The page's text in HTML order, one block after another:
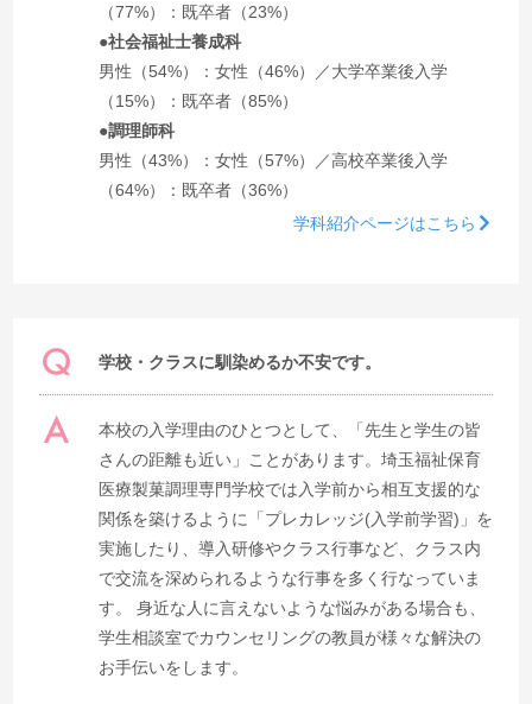
（77%）：既卒者（23%）
●社会福祉士養成科
男性（54%）：女性（46%）／大学卒業後入学
（15%）：既卒者（85%）
●調理師科
男性（43%）：女性（57%）／高校卒業後入学
（64%）：既卒者（36%）
学科紹介ページはこちら
学校・クラスに馴染めるか不安です。
本校の入学理由のひとつとして、「先生と学生の皆
さんの距離も近い」ことがあります。埼玉福祉保育
医療製菓調理専門学校では入学前から相互支援的な
関係を築けるように「プレカレッジ(入学前学習)」を
実施したり、導入研修やクラス行事など、クラス内
で交流を深められるような行事を多く行なっていま
す。 身近な人に言えないような悩みがある場合も、
学生相談室でカウンセリングの教員が様々な解決の
お手伝いをします。